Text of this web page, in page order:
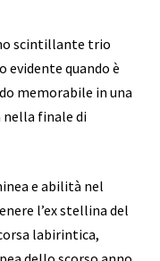
scintillante trio
evidente quando è
memorabile in una
nella finale di
e abilità nel
l’ex stellina del
labirintica,